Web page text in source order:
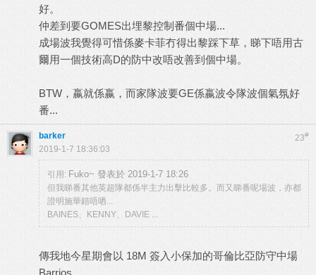
好。
仲差到要GOMES出埋黎控制番個中場...
成場波我覺得可惜係麥卡菲冇得出黎踩下草，睇下唔用古
爾用一個技術高D的防中改唔改善到個中場。
BTW，嬴就係嬴，而家隊波要GE係嬴波令隊波個氣氛好
番...
23#
barker
2019-1-7 18:36:03
引用: Fuko~ 發表於 2019-1-7 18:26
但我睇番其他英超隊都係半主力出擊比較多。而又睇番呢場波，亦都
證明施華錯唔哂...
BAINES、KENNY、DAVIE ...
傳我地今星期會以 18M 簽入小保加的哥倫比亞防守中場
Barrios